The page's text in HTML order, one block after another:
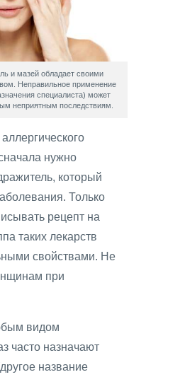
и мазей обладает своими
Неправильное применение
специалиста) может
неприятным последствиям.
нужно
который
Только
рецепт на
таких лекарств
свойствами. Не
при
видом
часто назначают
название